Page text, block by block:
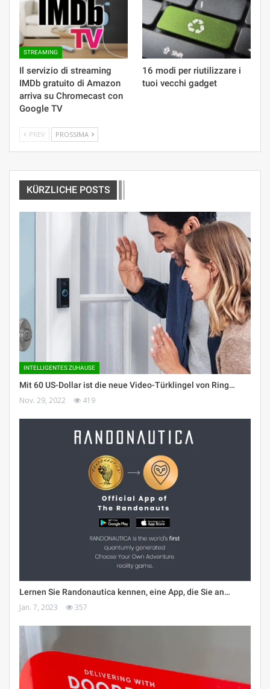
STREAMING
Il servizio di streaming
IMDb gratuito di Amazon
arriva su Chromecast con
Google TV
16 modi per riutilizzare i
tuoi vecchi gadget
PREV PROSSIMA
KÜRZLICHE POSTS
INTELLIGENTES ZUHAUSE
Mit 60 US-Dollar ist die neue Video-Türklingel von Ring…
Nov. 29, 2022 419
Lernen Sie Randonautica kennen, eine App, die Sie an…
Jan. 7, 2023 357